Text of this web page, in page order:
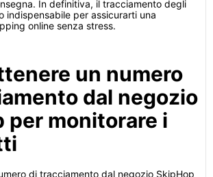
In definitiva, il tracciamento degli
indispensabile per assicurarti una
online senza stress.
un numero
dal negozio
per monitorare i
di tracciamento dal negozio SkipHop